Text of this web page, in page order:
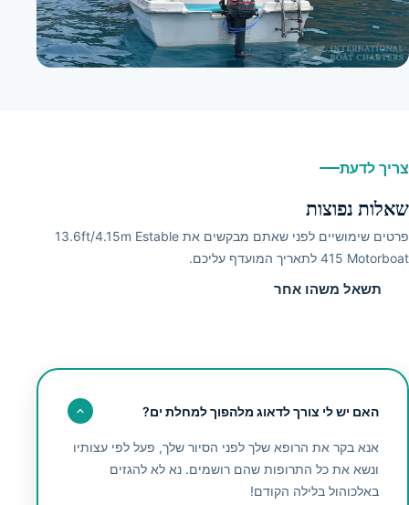
צריך לדעת
שאלות נפוצות
פרטים שימושיים לפני שאתם מבקשים את 13.6ft/4.15m Estable
415 Motorboat לתאריך המועדף עליכם.
תשאל משהו אחר
האם יש לי צורך לדאוג מלהפוך למחלת ים?
אנא בקר את הרופא שלך לפני הסיור שלך, פעל לפי עצותיו
ונשא את כל התרופות שהם רושמים. נא לא להגזים
באלכוהול בלילה הקודם!